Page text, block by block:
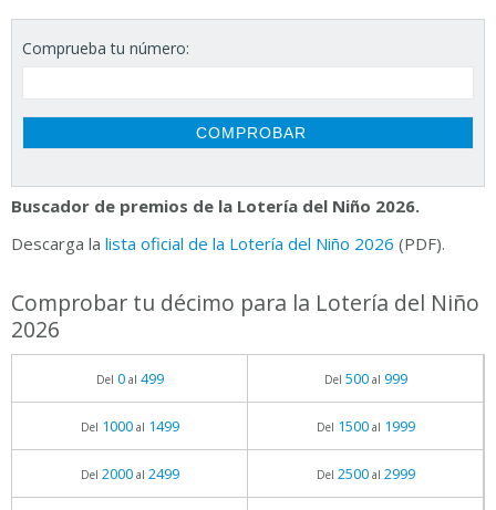
Comprueba tu número:
Buscador de premios de la Lotería del Niño 2026.
Descarga la lista oficial de la Lotería del Niño 2026 (PDF).
Comprobar tu décimo para la Lotería del Niño
2026
Del 0al 499 Del 500al 999
Del 1000al 1499 Del 1500al 1999
Del 2000al 2499 Del 2500al 2999